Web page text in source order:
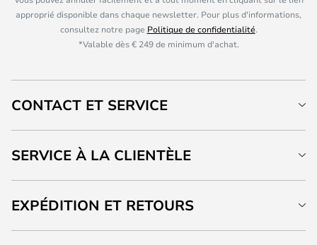
approprié disponible dans chaque newsletter. Pour plus d'informations,
consultez notre page Politique de confidentialité.
*Valable dès € 249 de minimum d'achat.
CONTACT ET SERVICE
SERVICE À LA CLIENTÈLE
EXPÉDITION ET RETOURS